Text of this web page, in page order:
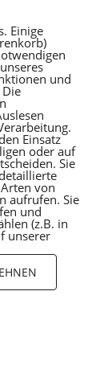
Einige
und
Einsatz
oder auf
Sie
von
aufrufen. Sie
und
(z.B. in
unserer